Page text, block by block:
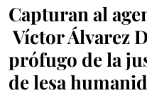
Capturan al
Víctor Álvarez
prófugo de la
de lesa